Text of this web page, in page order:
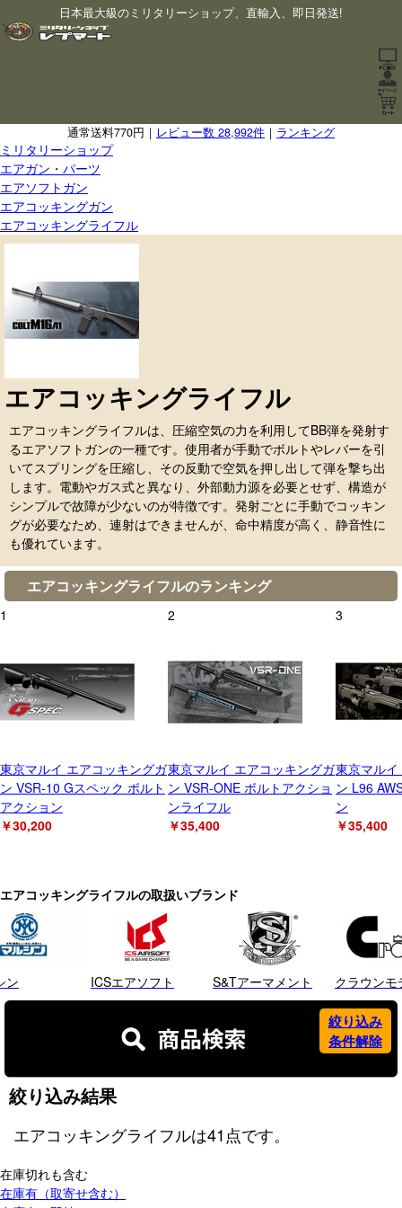
日本最大級のミリタリーショップ、直輸入、即日発送!
通常送料770円｜ レビュー数 28,992件 ｜ ランキング
ミリタリーショップ
エアガン・パーツ
エアソフトガン
エアコッキングガン
エアコッキングライフル
エアコッキングライフル
エアコッキングライフルは、圧縮空気の力を利用してBB弾を発射す
るエアソフトガンの一種です。使用者が手動でボルトやレバーを引
いてスプリングを圧縮し、その反動で空気を押し出して弾を撃ち出
します。電動やガス式と異なり、外部動力源を必要とせず、構造が
シンプルで故障が少ないのが特徴です。発射ごとに手動でコッキン
グが必要なため、連射はできませんが、命中精度が高く、静音性に
も優れています。
エアコッキングライフルのランキング
1
東京マルイ エアコッキングガ
ン VSR-10 Gスペック ボルト
アクション
￥30,200
2
東京マルイ エアコッキングガ
ン VSR-ONE ボルトアクショ
ンライフル
￥35,400
3
東京マル
ン L96
ン
￥35,400
エアコッキングライフルの取扱いブランド
ン ICSエアソフト S&Tアーマメント クラウンモ
絞り込み結果
絞り込み
条件解除
エアコッキングライフルは41点です。
在庫切れも含む
在庫有（取寄せ含む）